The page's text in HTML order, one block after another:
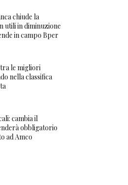
chiude la
utili in diminuzione
in campo Bper
le migliori
nella classifica
cambia il
obbligatorio
ad Amco